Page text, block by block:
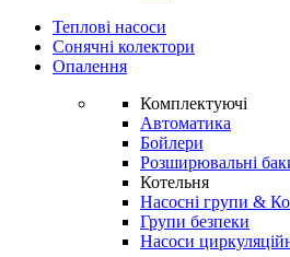
Теплові насоси
Сонячні колектори
Опалення
Комплектуючі
Автоматика
Бойлери
Розширювальні
Котельня
Насосні групи &
Групи безпеки
Насоси